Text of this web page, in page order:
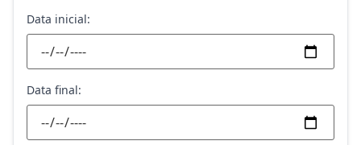
Data inicial:
Data final: